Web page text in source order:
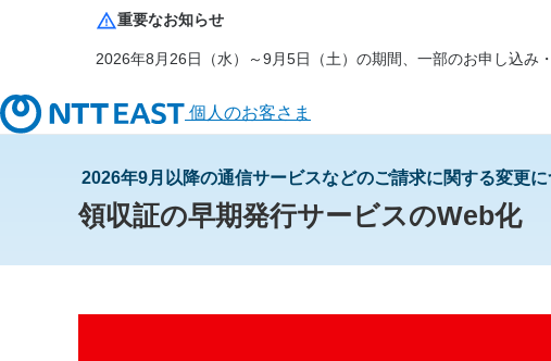
重要なお知らせ
2026年8月26日（水）～9月5日（土）の期間、一部のお申し込み
個人のお客さま
2026年9月以降の通信サービスなどのご請求に関する変更に
領収証の早期発行サービスのWeb化